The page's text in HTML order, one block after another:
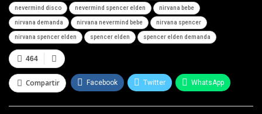
nevermind disco nevermind spencer elden nirvana bebe
nirvana demanda nirvana nevermind bebe nirvana spencer
nirvana spencer elden spencer elden spencer elden demanda
464
Compartir Facebook Twitter WhatsApp
Telegram